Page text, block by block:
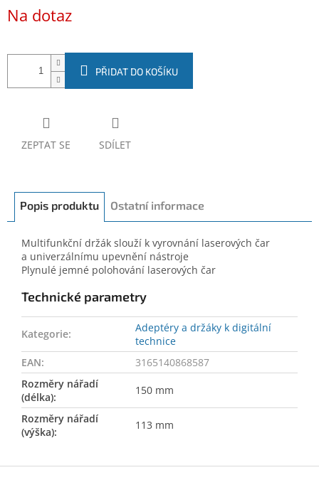
cena:
Na dotaz
PŘIDAT DO KOŠÍKU
ZEPTAT SE SDÍLET
Popis produktu Ostatní informace
Multifunkční držák slouží k vyrovnání laserových čar
a univerzálnímu upevnění nástroje
Plynulé jemné polohování laserových čar
Technické parametry
Kategorie:
Adeptéry a držáky k digitální
technice
EAN:
3165140868587
Rozměry nářadí
(délka):
150 mm
Rozměry nářadí
(výška):
113 mm